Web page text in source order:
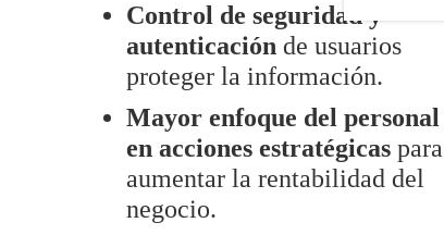
Control de seguridad y
autenticación de usuarios
proteger la información.
Mayor enfoque del personal
en acciones estratégicas para
aumentar la rentabilidad del
negocio.